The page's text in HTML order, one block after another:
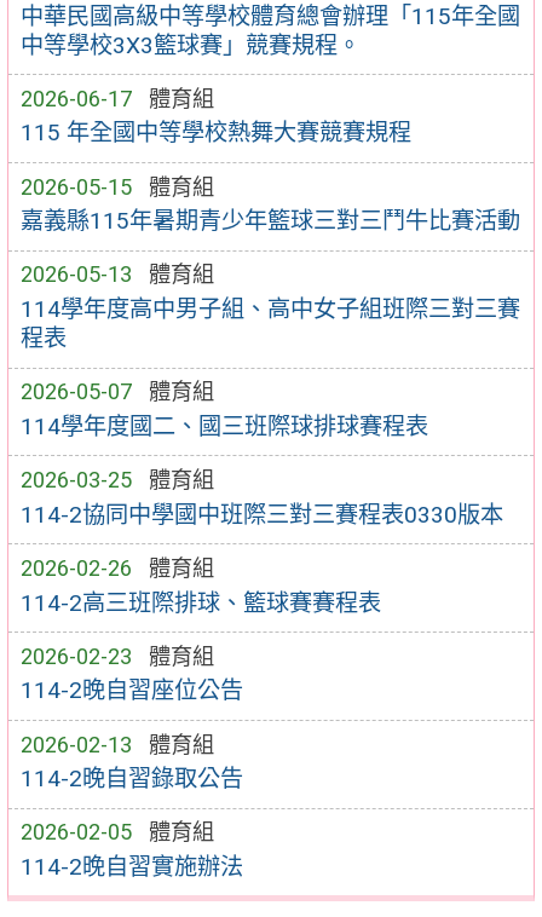
中華民國高級中等學校體育總會辦理「115年全國
中等學校3X3籃球賽」競賽規程。
2026-06-17 體育組
115 年全國中等學校熱舞大賽競賽規程
2026-05-15 體育組
嘉義縣115年暑期青少年籃球三對三鬥牛比賽活動
2026-05-13 體育組
114學年度高中男子組、高中女子組班際三對三賽
程表
2026-05-07 體育組
114學年度國二、國三班際球排球賽程表
2026-03-25 體育組
114-2協同中學國中班際三對三賽程表0330版本
2026-02-26 體育組
114-2高三班際排球、籃球賽賽程表
2026-02-23 體育組
114-2晚自習座位公告
2026-02-13 體育組
114-2晚自習錄取公告
2026-02-05 體育組
114-2晚自習實施辦法